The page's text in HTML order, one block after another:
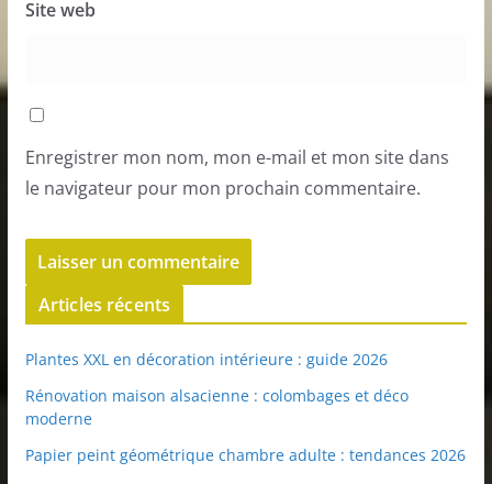
Site web
Enregistrer mon nom, mon e-mail et mon site dans
le navigateur pour mon prochain commentaire.
Articles récents
Plantes XXL en décoration intérieure : guide 2026
Rénovation maison alsacienne : colombages et déco
moderne
Papier peint géométrique chambre adulte : tendances 2026